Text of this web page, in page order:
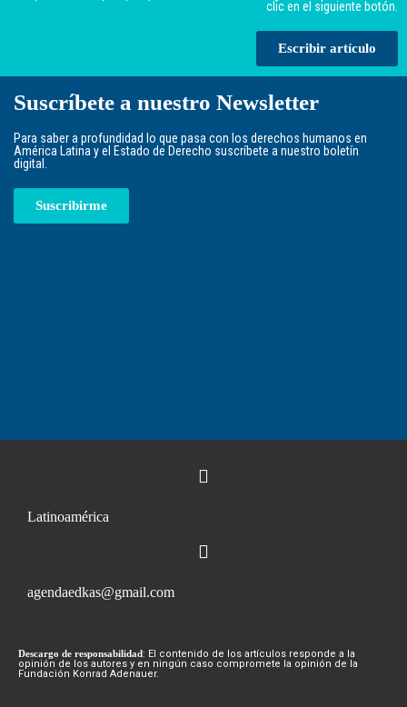
clic en el siguiente botón.
Escribir artículo
Suscríbete a nuestro Newsletter
Para saber a profundidad lo que pasa con los derechos humanos en
América Latina y el Estado de Derecho suscríbete a nuestro boletín
digital.
Suscribirme
Latinoamérica
agendaedkas@gmail.com
Descargo de responsabilidad: El contenido de los artículos responde a la
opinión de los autores y en ningún caso compromete la opinión de la
Fundación Konrad Adenauer.